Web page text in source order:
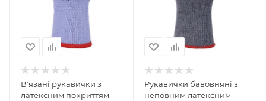
В'язані рукавички з
латексним покриттям
Рукавички бавовняні з
неповним латексним